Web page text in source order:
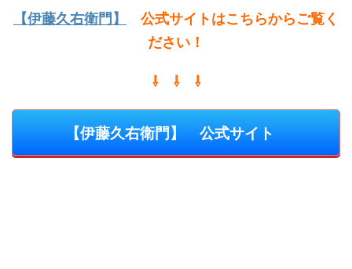
【伊藤久右衛門】
公式サイトはこちらからご覧く
ださい ！
⇩ ⇩ ⇩
【伊藤久右衛門】 公式サイト